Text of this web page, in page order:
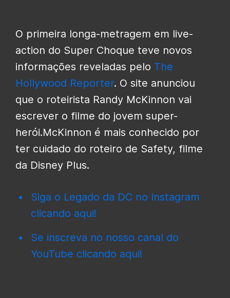
O primeira longa-metragem em live-
action do Super Choque teve novos
informações reveladas pelo The
Hollywood Reporter. O site anunciou
que o roteirista Randy McKinnon vai
escrever o filme do jovem super-
herói.McKinnon é mais conhecido por
ter cuidado do roteiro de Safety, filme
da Disney Plus.
Siga o Legado da DC no Instagram
clicando aqui!
Se inscreva no nosso canal do
YouTube clicando aqui!